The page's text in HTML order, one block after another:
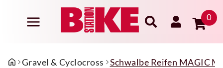
0
Gravel & Cyclocross Schwalbe Reifen MAGIC